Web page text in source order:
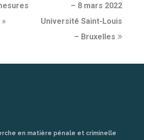
– 8 mars 2022
Université Saint-Louis
– Bruxelles
en matière pénale et criminelle